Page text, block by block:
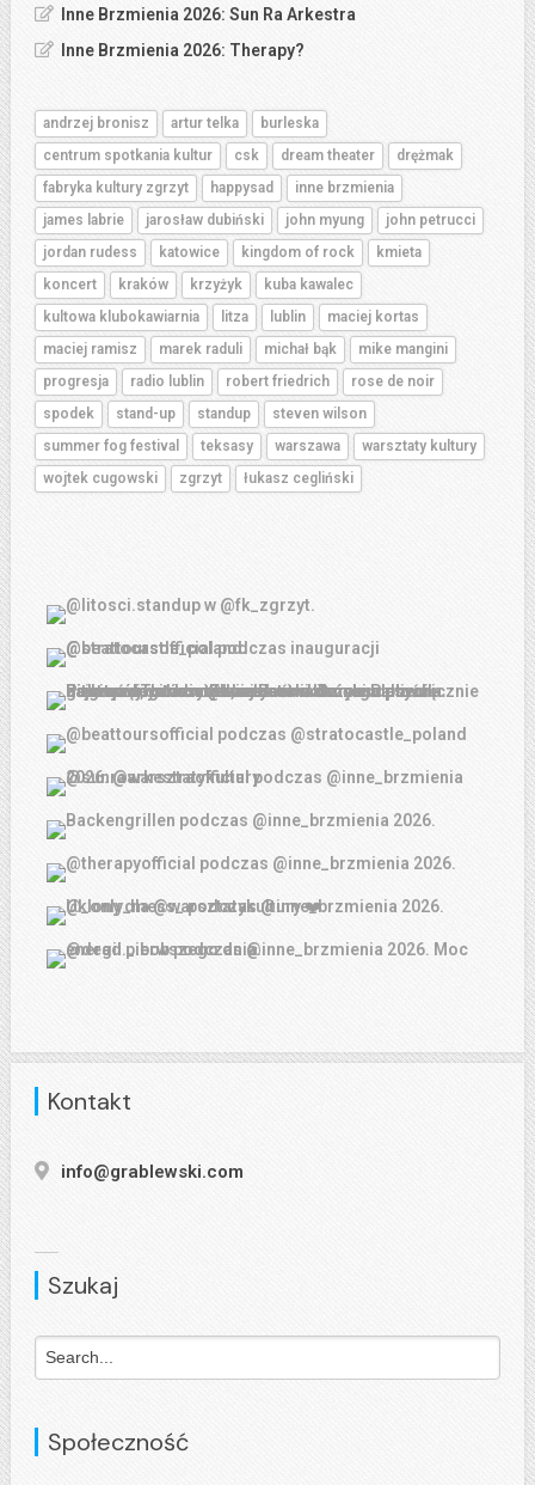
Inne Brzmienia 2026: Sun Ra Arkestra
Inne Brzmienia 2026: Therapy?
andrzej bronisz artur telka
burleska
centrum spotkania kultur
csk dream theater
drężmak
fabryka kultury zgrzyt
happysad
inne brzmienia
james labrie
jarosław dubiński john myung
john petrucci
jordan rudess
katowice kingdom of rock
kmieta
koncert
kraków krzyżyk
kuba kawalec
kultowa klubokawiarnia
litza lublin
maciej kortas
maciej ramisz
marek raduli michał bąk
mike mangini
progresja
radio lublin robert friedrich
rose de noir
spodek
stand-up standup
steven wilson
summer fog festival
teksasy warszawa
warsztaty kultury
wojtek cugowski
zgrzyt łukasz cegliński
Kontakt
info@grablewski.com
Szukaj
Społeczność